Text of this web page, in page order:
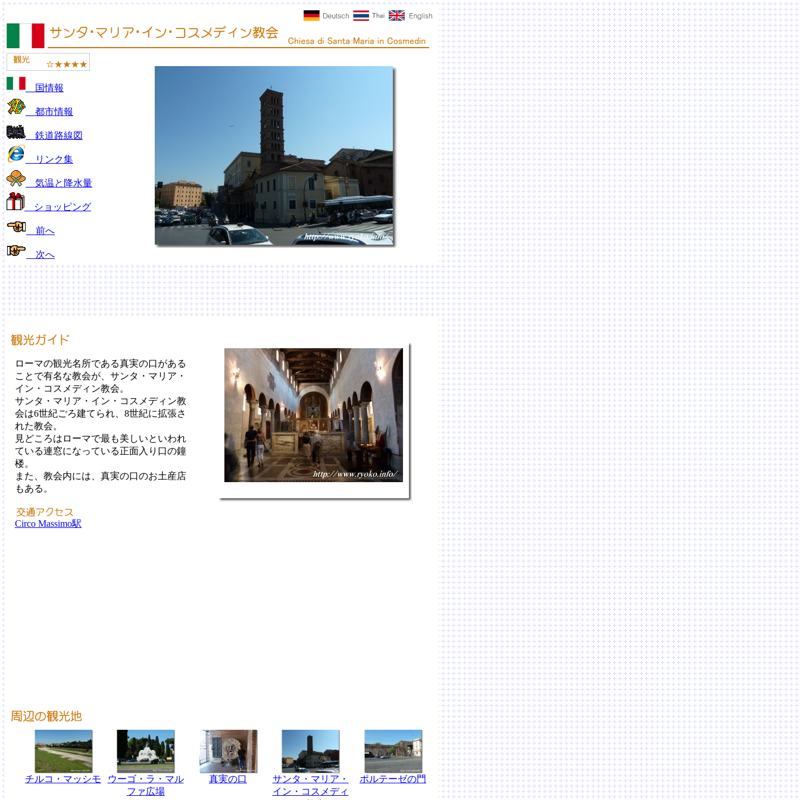
国情報
都市情報
鉄道路線図
リンク集
気温と降水量
ショッピング
前へ
次へ
ローマの観光名所である真実の口がある
ことで有名な教会が、サンタ・マリア・
イン・コスメディン教会。
サンタ・マリア・イン・コスメディン教
会は6世紀ごろ建てられ、8世紀に拡張さ
れた教会。
見どころはローマで最も美しいといわれ
ている連窓になっている正面入り口の鐘
楼。
また、教会内には、真実の口のお土産店
もある。
Circo Massimo駅
チルコ・マッシモ
ウーゴ・ラ・マル
ファ広場
真実の口
サンタ・マリア・
イン・コスメディ
ポルテーゼの門